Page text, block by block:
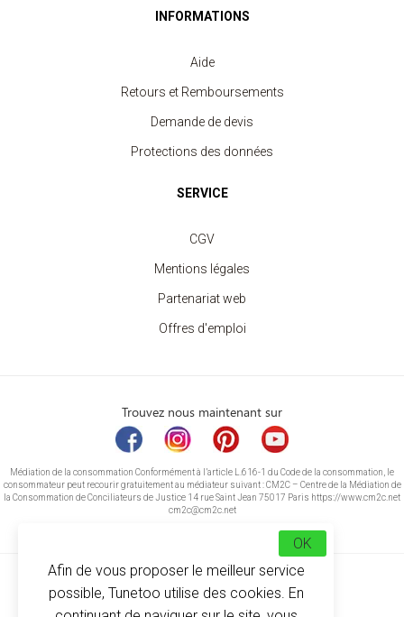
INFORMATIONS
Aide
Retours et Remboursements
Demande de devis
Protections des données
SERVICE
CGV
Mentions légales
Partenariat web
Offres d'emploi
Trouvez nous maintenant sur
Médiation de la consommation Conformément à l’article L.616-1 du Code de la consommation, le
consommateur peut recourir gratuitement au médiateur suivant : CM2C – Centre de la Médiation de
la Consommation de Conciliateurs de Justice 14 rue Saint Jean 75017 Paris https://www.cm2c.net
cm2c@cm2c.net
Afin de vous proposer le meilleur service
possible, Tunetoo utilise des cookies. En
OK